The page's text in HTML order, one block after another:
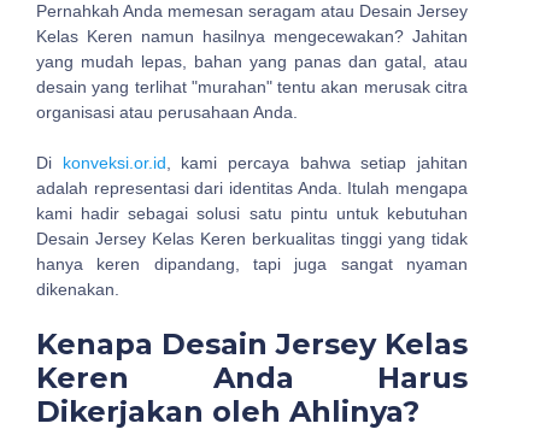
Pernahkah Anda memesan seragam atau Desain Jersey
Kelas Keren namun hasilnya mengecewakan? Jahitan
yang mudah lepas, bahan yang panas dan gatal, atau
desain yang terlihat "murahan" tentu akan merusak citra
organisasi atau perusahaan Anda.
Di konveksi.or.id, kami percaya bahwa setiap jahitan
adalah representasi dari identitas Anda. Itulah mengapa
kami hadir sebagai solusi satu pintu untuk kebutuhan
Desain Jersey Kelas Keren berkualitas tinggi yang tidak
hanya keren dipandang, tapi juga sangat nyaman
dikenakan.
Kenapa Desain Jersey Kelas
Keren Anda Harus
Dikerjakan oleh Ahlinya?